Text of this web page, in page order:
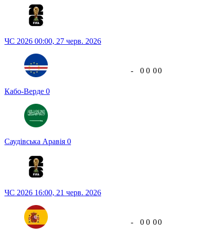
ЧС 2026 00:00, 27 черв. 2026
Кабо-Верде 0
Саудівська Аравія 0
- 0 0 00
ЧС 2026 16:00, 21 черв. 2026
- 0 0 00